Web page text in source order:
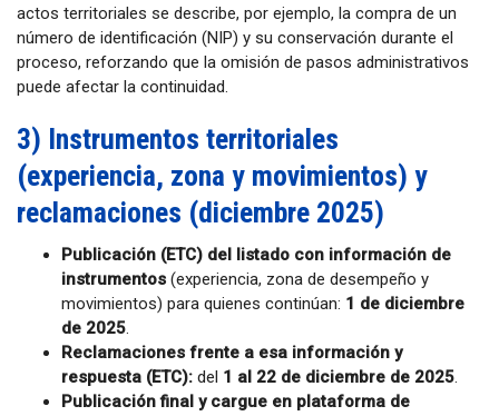
actos territoriales se describe, por ejemplo, la compra de un
número de identificación (NIP) y su conservación durante el
proceso, reforzando que la omisión de pasos administrativos
puede afectar la continuidad.
3) Instrumentos territoriales
(experiencia, zona y movimientos) y
reclamaciones (diciembre 2025)
Publicación (ETC) del listado con información de
instrumentos (experiencia, zona de desempeño y
movimientos) para quienes continúan: 1 de diciembre
de 2025.
Reclamaciones frente a esa información y
respuesta (ETC): del 1 al 22 de diciembre de 2025.
Publicación final y cargue en plataforma de